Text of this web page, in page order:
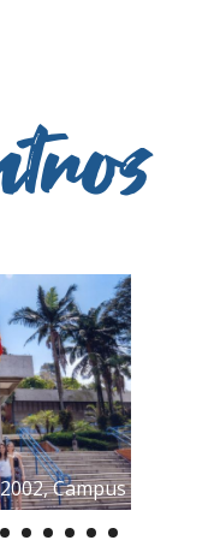
Campus